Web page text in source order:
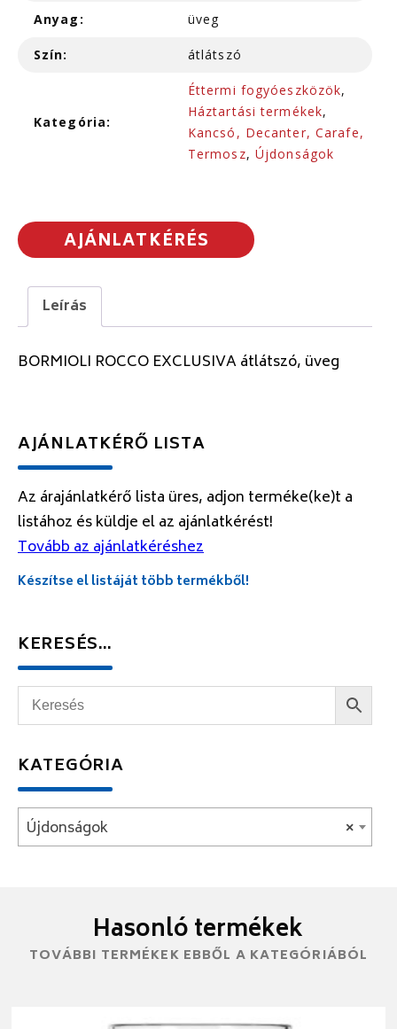
Anyag: üveg
Szín: átlátszó
Kategória:
Éttermi fogyóeszközök,
Háztartási termékek,
Kancsó, Decanter, Carafe,
Termosz, Újdonságok
AJÁNLATKÉRÉS
Leírás
BORMIOLI ROCCO EXCLUSIVA átlátszó, üveg
AJÁNLATKÉRŐ LISTA
Az árajánlatkérő lista üres, adjon terméke(ke)t a
listához és küldje el az ajánlatkérést!
Tovább az ajánlatkéréshez
Készítse el listáját több termékből!
KERESÉS…
KATEGÓRIA
×
Újdonságok
Hasonló termékek
TOVÁBBI TERMÉKEK EBBŐL A KATEGÓRIÁBÓL